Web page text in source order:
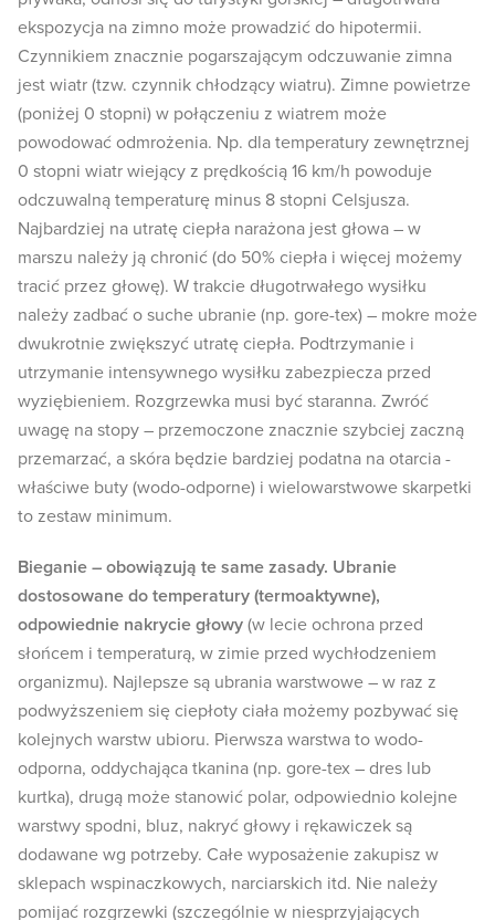
ekspozycja na zimno może prowadzić do hipotermii.
Czynnikiem znacznie pogarszającym odczuwanie zimna
jest wiatr (tzw. czynnik chłodzący wiatru). Zimne powietrze
(poniżej 0 stopni) w połączeniu z wiatrem może
powodować odmrożenia. Np. dla temperatury zewnętrznej
0 stopni wiatr wiejący z prędkością 16 km/h powoduje
odczuwalną temperaturę minus 8 stopni Celsjusza.
Najbardziej na utratę ciepła narażona jest głowa – w
marszu należy ją chronić (do 50% ciepła i więcej możemy
tracić przez głowę). W trakcie długotrwałego wysiłku
należy zadbać o suche ubranie (np. gore-tex) – mokre może
dwukrotnie zwiększyć utratę ciepła. Podtrzymanie i
utrzymanie intensywnego wysiłku zabezpiecza przed
wyziębieniem. Rozgrzewka musi być staranna. Zwróć
uwagę na stopy – przemoczone znacznie szybciej zaczną
przemarzać, a skóra będzie bardziej podatna na otarcia -
właściwe buty (wodo-odporne) i wielowarstwowe skarpetki
to zestaw minimum.
Bieganie – obowiązują te same zasady. Ubranie
dostosowane do temperatury (termoaktywne),
odpowiednie nakrycie głowy (w lecie ochrona przed
słońcem i temperaturą, w zimie przed wychłodzeniem
organizmu). Najlepsze są ubrania warstwowe – w raz z
podwyższeniem się ciepłoty ciała możemy pozbywać się
kolejnych warstw ubioru. Pierwsza warstwa to wodo-
odporna, oddychająca tkanina (np. gore-tex – dres lub
kurtka), drugą może stanowić polar, odpowiednio kolejne
warstwy spodni, bluz, nakryć głowy i rękawiczek są
dodawane wg potrzeby. Całe wyposażenie zakupisz w
sklepach wspinaczkowych, narciarskich itd. Nie należy
pomijać rozgrzewki (szczególnie w niesprzyjających